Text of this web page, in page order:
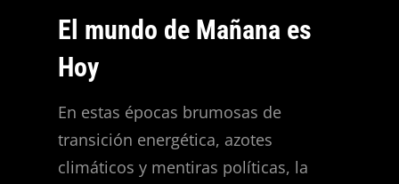
El mundo de Mañana es
Hoy
En estas épocas brumosas de
transición energética, azotes
climáticos y mentiras políticas, la